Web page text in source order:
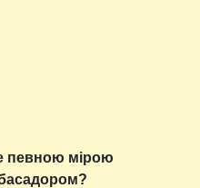
певною мірою